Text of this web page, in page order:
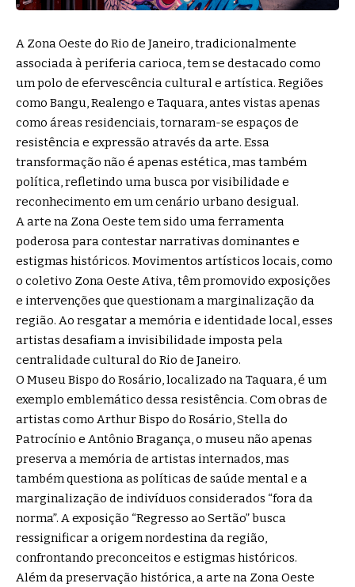
A Zona Oeste do Rio de Janeiro, tradicionalmente
associada à periferia carioca, tem se destacado como
um polo de efervescência cultural e artística. Regiões
como Bangu, Realengo e Taquara, antes vistas apenas
como áreas residenciais, tornaram-se espaços de
resistência e expressão através da arte. Essa
transformação não é apenas estética, mas também
política, refletindo uma busca por visibilidade e
reconhecimento em um cenário urbano desigual.
A arte na Zona Oeste tem sido uma ferramenta
poderosa para contestar narrativas dominantes e
estigmas históricos. Movimentos artísticos locais, como
o coletivo Zona Oeste Ativa, têm promovido exposições
e intervenções que questionam a marginalização da
região. Ao resgatar a memória e identidade local, esses
artistas desafiam a invisibilidade imposta pela
centralidade cultural do Rio de Janeiro.
O Museu Bispo do Rosário, localizado na Taquara, é um
exemplo emblemático dessa resistência. Com obras de
artistas como Arthur Bispo do Rosário, Stella do
Patrocínio e Antônio Bragança, o museu não apenas
preserva a memória de artistas internados, mas
também questiona as políticas de saúde mental e a
marginalização de indivíduos considerados “fora da
norma”. A exposição “Regresso ao Sertão” busca
ressignificar a origem nordestina da região,
confrontando preconceitos e estigmas históricos.
Além da preservação histórica, a arte na Zona Oeste